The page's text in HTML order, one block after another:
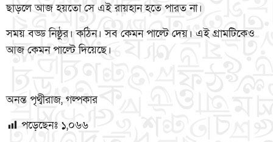
ছাড়লে আজ হয়তো সে এই রায়হান হতে পারত না।
সময় বড্ড নিষ্ঠুর। কঠিন। সব কেমন পাল্টে দেয়। এই গ্রামটিকেও
আজ কেমন পাল্টে দিয়েছে।
অনন্ত পৃথ্বীরাজ, গল্পকার
পড়েছেনঃ ১,০৬৬